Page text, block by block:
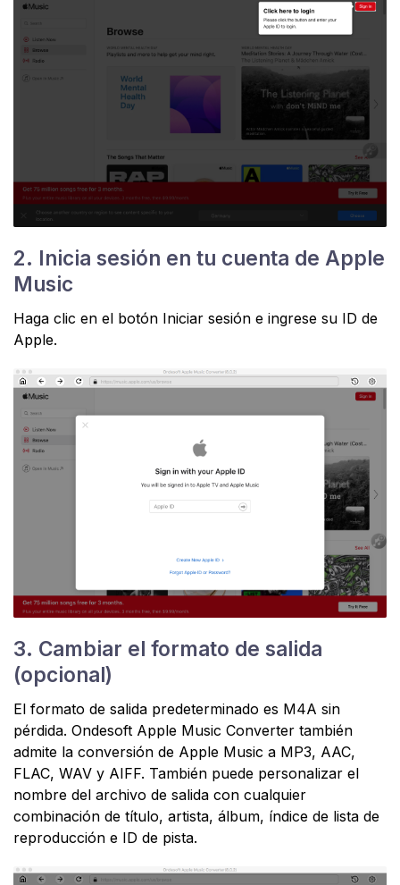
2. Inicia sesión en tu cuenta de Apple
Music
Haga clic en el botón Iniciar sesión e ingrese su ID de
Apple.
3. Cambiar el formato de salida
(opcional)
El formato de salida predeterminado es M4A sin
pérdida. Ondesoft Apple Music Converter también
admite la conversión de Apple Music a MP3, AAC,
FLAC, WAV y AIFF. También puede personalizar el
nombre del archivo de salida con cualquier
combinación de título, artista, álbum, índice de lista de
reproducción e ID de pista.